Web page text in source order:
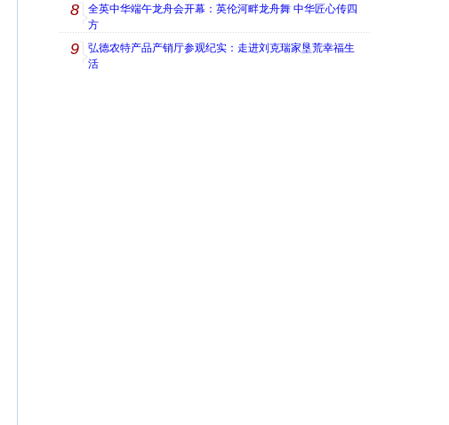
8
全英中华端午龙舟会开幕：英伦河畔龙舟舞 中华匠心传四
方
9
弘德农特产品产销厅参观纪实：走进刘克瑞家垦荒幸福生
活